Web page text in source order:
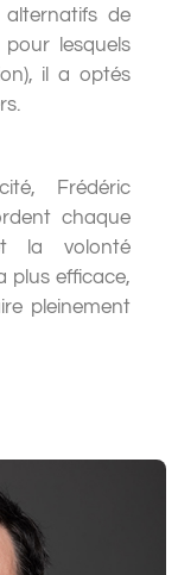
de
lesquels
il a optés
Frédéric
chaque
la volonté
plus efficace,
pleinement